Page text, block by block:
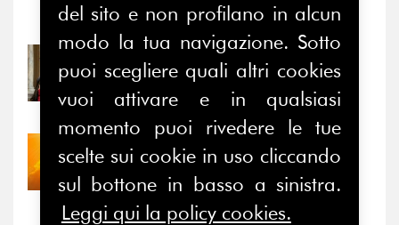
Notizie-Eventi
31/07/2026
Prima della pausa estiva,
il valore di...
30/07/2026
Nove anni dopo la
“grande cecità”: la...
del sito e non profilano in alcun
modo la tua navigazione. Sotto
puoi scegliere quali altri cookies
vuoi attivare e in qualsiasi
momento puoi rivedere le tue
scelte sui cookie in uso cliccando
sul bottone in basso a sinistra.
Leggi qui la policy cookies.